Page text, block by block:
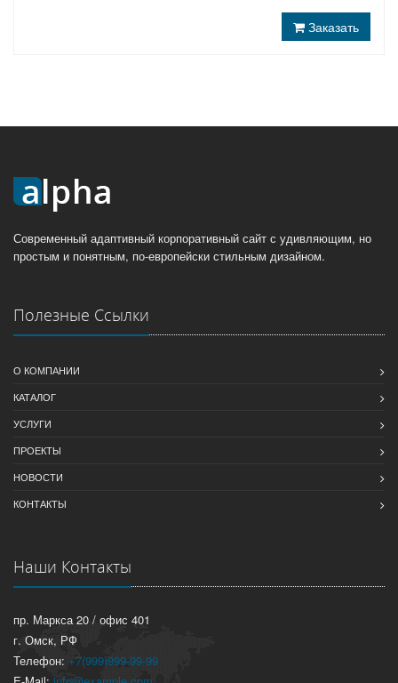
Заказать
Современный адаптивный корпоративный сайт с удивляющим, но
простым и понятным, по-европейски стильным дизайном.
Полезные Ссылки
О КОМПАНИИ
КАТАЛОГ
УСЛУГИ
ПРОЕКТЫ
НОВОСТИ
КОНТАКТЫ
Наши Контакты
пр. Маркса 20 / офис 401
г. Омск, РФ
Телефон: +7(999)999-99-99